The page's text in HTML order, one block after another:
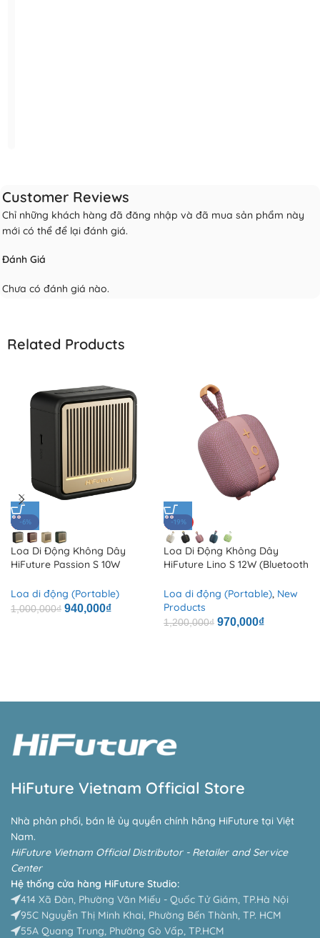
Customer Reviews
Đánh Giá
Chưa có đánh giá nào.
Chỉ những khách hàng đã đăng nhập và đã mua sản phẩm này
mới có thể để lại đánh giá.
Related Products
-6%
Loa Di Động Không Dây
HiFuture Passion S 10W
in DSP with DynaBoost
Technology, TWS, Built-in MIC)
Loa di động (Portable)
1,000,000₫ 940,000₫
-19%
Loa Di Động Không Dây
HiFuture Lino S 12W (Bluetooth
Technology, DSP, Control via
HiFuture Audio App, IPX7)
Loa di động (Portable), New
Products
1,200,000₫ 970,000₫
HiFuture Vietnam Official Store
Nhà phân phối, bán lẻ ủy quyền chính hãng HiFuture tại Việt
Nam.
HiFuture Vietnam Official Distributor - Retailer and Service
Center
Hệ thống cửa hàng HiFuture Studio:
414 Xã Đàn, Phường Văn Miếu - Quốc Tử Giám, TP.Hà Nội
95C Nguyễn Thị Minh Khai, Phường Bến Thành, TP. HCM
55A Quang Trung, Phường Gò Vấp, TP.HCM